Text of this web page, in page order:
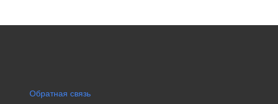
Обратная связь